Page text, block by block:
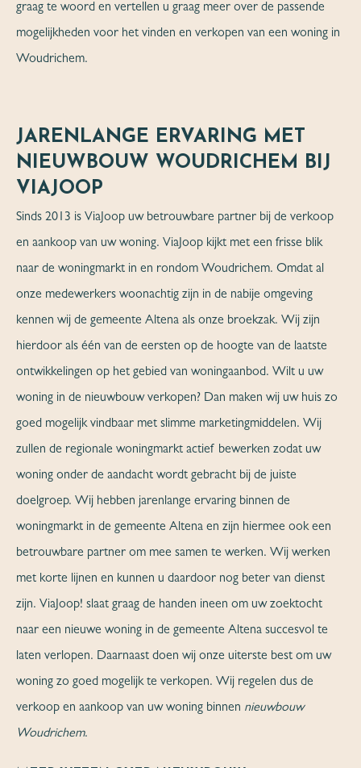
graag te woord en vertellen u graag meer over de passende
mogelijkheden voor het vinden en verkopen van een woning in
Woudrichem.
JARENLANGE ERVARING MET
NIEUWBOUW WOUDRICHEM BIJ
VIAJOOP
Sinds 2013 is ViaJoop uw betrouwbare partner bij de verkoop
en aankoop van uw woning. ViaJoop kijkt met een frisse blik
naar de woningmarkt in en rondom Woudrichem. Omdat al
onze medewerkers woonachtig zijn in de nabije omgeving
kennen wij de gemeente Altena als onze broekzak. Wij zijn
hierdoor als één van de eersten op de hoogte van de laatste
ontwikkelingen op het gebied van woningaanbod. Wilt u uw
woning in de nieuwbouw verkopen? Dan maken wij uw huis zo
goed mogelijk vindbaar met slimme marketingmiddelen. Wij
zullen de regionale woningmarkt actief bewerken zodat uw
woning onder de aandacht wordt gebracht bij de juiste
doelgroep. Wij hebben jarenlange ervaring binnen de
woningmarkt in de gemeente Altena en zijn hiermee ook een
betrouwbare partner om mee samen te werken. Wij werken
met korte lijnen en kunnen u daardoor nog beter van dienst
zijn. ViaJoop! slaat graag de handen ineen om uw zoektocht
naar een nieuwe woning in de gemeente Altena succesvol te
laten verlopen. Daarnaast doen wij onze uiterste best om uw
woning zo goed mogelijk te verkopen. Wij regelen dus de
verkoop en aankoop van uw woning binnen nieuwbouw
Woudrichem.